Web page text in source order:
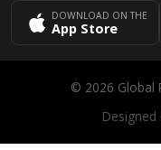
DOWNLOAD ON THE
App Store
© 2026 Global